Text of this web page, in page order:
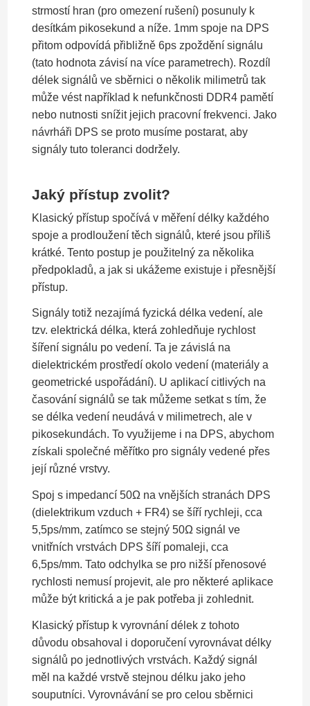
strmostí hran (pro omezení rušení) posunuly k
desítkám pikosekund a níže. 1mm spoje na DPS
přitom odpovídá přibližně 6ps zpoždění signálu
(tato hodnota závisí na více parametrech). Rozdíl
délek signálů ve sběrnici o několik milimetrů tak
může vést například k nefunkčnosti DDR4 pamětí
nebo nutnosti snížit jejich pracovní frekvenci. Jako
návrháři DPS se proto musíme postarat, aby
signály tuto toleranci dodržely.
Jaký přístup zvolit?
Klasický přístup spočívá v měření délky každého
spoje a prodloužení těch signálů, které jsou příliš
krátké. Tento postup je použitelný za několika
předpokladů, a jak si ukážeme existuje i přesnější
přístup.
Signály totiž nezajímá fyzická délka vedení, ale
tzv. elektrická délka, která zohledňuje rychlost
šíření signálu po vedení. Ta je závislá na
dielektrickém prostředí okolo vedení (materiály a
geometrické uspořádání). U aplikací citlivých na
časování signálů se tak můžeme setkat s tím, že
se délka vedení neudává v milimetrech, ale v
pikosekundách. To využijeme i na DPS, abychom
získali společné měřítko pro signály vedené přes
její různé vrstvy.
Spoj s impedancí 50Ω na vnějších stranách DPS
(dielektrikum vzduch + FR4) se šíří rychleji, cca
5,5ps/mm, zatímco se stejný 50Ω signál ve
vnitřních vrstvách DPS šíří pomaleji, cca
6,5ps/mm. Tato odchylka se pro nižší přenosové
rychlosti nemusí projevit, ale pro některé aplikace
může být kritická a je pak potřeba ji zohlednit.
Klasický přístup k vyrovnání délek z tohoto
důvodu obsahoval i doporučení vyrovnávat délky
signálů po jednotlivých vrstvách. Každý signál
měl na každé vrstvě stejnou délku jako jeho
souputníci. Vyrovnávání se pro celou sběrnici